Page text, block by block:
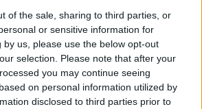
of the sale, sharing to third parties, or
or sensitive information for
by us, please use the below opt-out
selection. Please note that after your
you may continue seeing
on personal information utilized by
disclosed to third parties prior to